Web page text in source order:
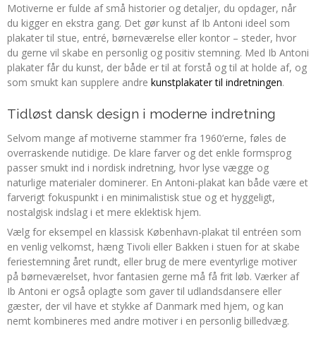
Motiverne er fulde af små historier og detaljer, du opdager, når
du kigger en ekstra gang. Det gør kunst af Ib Antoni ideel som
plakater til stue, entré, børneværelse eller kontor – steder, hvor
du gerne vil skabe en personlig og positiv stemning. Med Ib Antoni
plakater får du kunst, der både er til at forstå og til at holde af, og
som smukt kan supplere andre kunstplakater til indretningen.
Tidløst dansk design i moderne indretning
Selvom mange af motiverne stammer fra 1960’erne, føles de
overraskende nutidige. De klare farver og det enkle formsprog
passer smukt ind i nordisk indretning, hvor lyse vægge og
naturlige materialer dominerer. En Antoni-plakat kan både være et
farverigt fokuspunkt i en minimalistisk stue og et hyggeligt,
nostalgisk indslag i et mere eklektisk hjem.
Vælg for eksempel en klassisk København-plakat til entréen som
en venlig velkomst, hæng Tivoli eller Bakken i stuen for at skabe
feriestemning året rundt, eller brug de mere eventyrlige motiver
på børneværelset, hvor fantasien gerne må få frit løb. Værker af
Ib Antoni er også oplagte som gaver til udlandsdansere eller
gæster, der vil have et stykke af Danmark med hjem, og kan
nemt kombineres med andre motiver i en personlig billedvæg.